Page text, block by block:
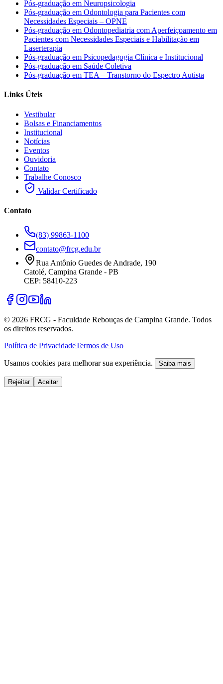
Pós-graduação em Neuropsicologia
Pós-graduação em Odontologia para Pacientes com
Necessidades Especiais – OPNE
Pós-graduação em Odontopediatria com Aperfeiçoamento em
Pacientes com Necessidades Especiais e Habilitação em
Laserterapia
Pós-graduação em Psicopedagogia Clínica e Institucional
Pós-graduação em Saúde Coletiva
Pós-graduação em TEA – Transtorno do Espectro Autista
Links Úteis
Vestibular
Bolsas e Financiamentos
Institucional
Notícias
Eventos
Ouvidoria
Contato
Trabalhe Conosco
Validar Certificado
Contato
(83) 99863-1100
contato@frcg.edu.br
Rua Antônio Guedes de Andrade, 190
Catolé, Campina Grande - PB
CEP: 58410-223
© 2026 FRCG - Faculdade Rebouças de Campina Grande. Todos
os direitos reservados.
Política de PrivacidadeTermos de Uso
Usamos cookies para melhorar sua experiência. Saiba mais
Rejeitar Aceitar